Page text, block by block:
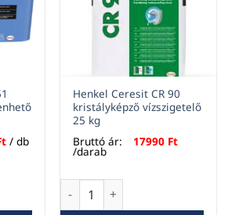
/ db
egykomponensű, kenhető
Henkel Ceresit CR 90
kristályképző vízszigetelő
25 kg
Bruttó ár:
17990 Ft
/darab
Henkel Ceresit CR 90